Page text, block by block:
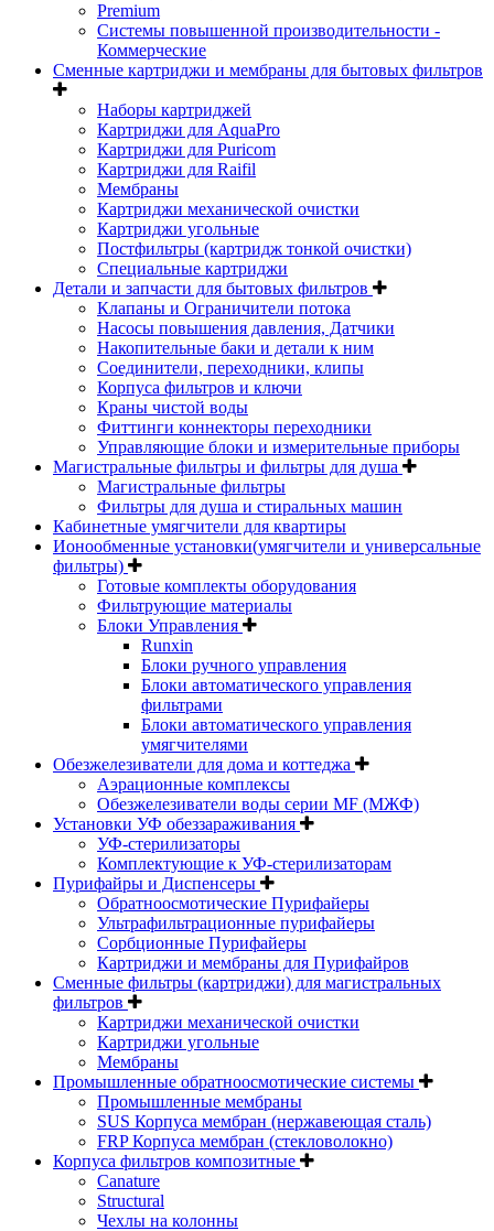
Premium
Системы повышенной производительности -
Коммерческие
Сменные картриджи и мембраны для бытовых фильтров
Наборы картриджей
Картриджи для AquaPro
Картриджи для Puricom
Картриджи для Raifil
Мембраны
Картриджи механической очистки
Картриджи угольные
Постфильтры (картридж тонкой очистки)
Специальные картриджи
Детали и запчасти для бытовых фильтров
Клапаны и Ограничители потока
Насосы повышения давления, Датчики
Накопительные баки и детали к ним
Соединители, переходники, клипы
Корпуса фильтров и ключи
Краны чистой воды
Фиттинги коннекторы переходники
Управляющие блоки и измерительные приборы
Магистральные фильтры и фильтры для душа
Магистральные фильтры
Фильтры для душа и стиральных машин
Кабинетные умягчители для квартиры
Ионообменные установки(умягчители и универсальные
фильтры)
Готовые комплекты оборудования
Фильтрующие материалы
Блоки Управления
Runxin
Блоки ручного управления
Блоки автоматического управления
фильтрами
Блоки автоматического управления
умягчителями
Обезжелезиватели для дома и коттеджа
Аэрационные комплексы
Обезжелезиватели воды серии MF (МЖФ)
Установки УФ обеззараживания
УФ-стерилизаторы
Комплектующие к УФ-стерилизаторам
Пурифайры и Диспенсеры
Обратноосмотические Пурифайеры
Ультрафильтрационные пурифайеры
Сорбционные Пурифайеры
Картриджи и мембраны для Пурифайров
Сменные фильтры (картриджи) для магистральных
фильтров
Картриджи механической очистки
Картриджи угольные
Мембраны
Промышленные обратноосмотические системы
Промышленные мембраны
SUS Корпуса мембран (нержавеющая сталь)
FRP Корпуса мембран (стекловолокно)
Корпуса фильтров композитные
Canature
Structural
Чехлы на колонны